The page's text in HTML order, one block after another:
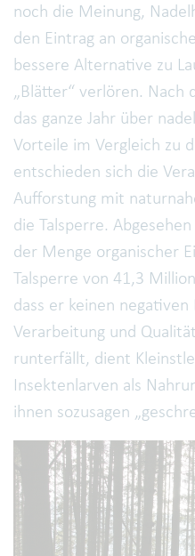
noch die Meinung,
den Eintrag an
bessere Alternative zu
„Blätter“ verlören. Nach
das ganze Jahr über
Vorteile im Vergleich zu
entschieden sich die
Aufforstung mit
die Talsperre.
der Menge organischer
Talsperre von 41,3
dass er keinen negativen
Verarbeitung und
runterfällt, dient
Insektenlarven als
ihnen sozusagen